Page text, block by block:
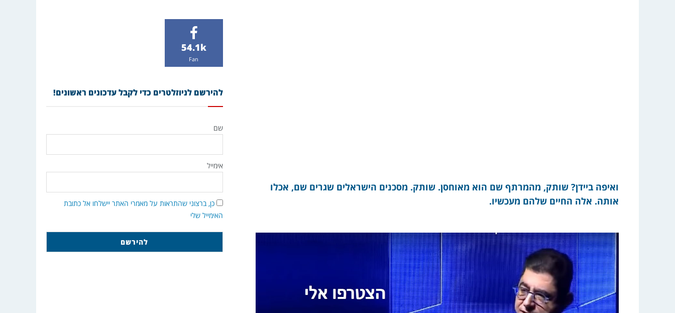
ואיפה ביידן? שותק, מהמרתף שם הוא מאוחסן. שותק. מסכנים הישראלים שגרים שם, אכלו
אותה. אלה החיים שלהם מעכשיו.
54.1k
Fan
להירשם לניוזלטרים כדי לקבל עדכונים ראשונים!
שם
אימייל
כן, ברצוני שהתראות על מאמרי האתר יישלחו אל כתובת
האימייל שלי